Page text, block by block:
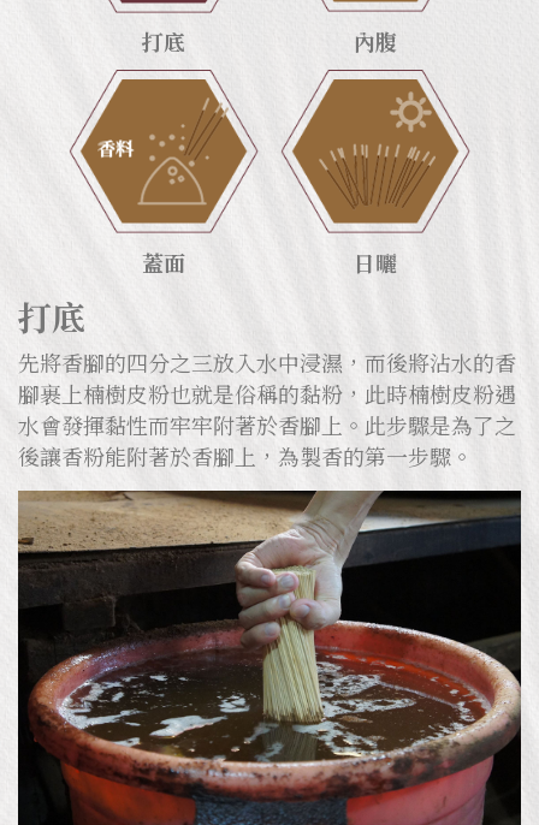
打底 內腹
蓋面 日曬
打底
先將香腳的四分之三放入水中浸濕，而後將沾水的香
腳裹上楠樹皮粉也就是俗稱的黏粉，此時楠樹皮粉遇
水會發揮黏性而牢牢附著於香腳上。此步驟是為了之
後讓香粉能附著於香腳上，為製香的第一步驟。